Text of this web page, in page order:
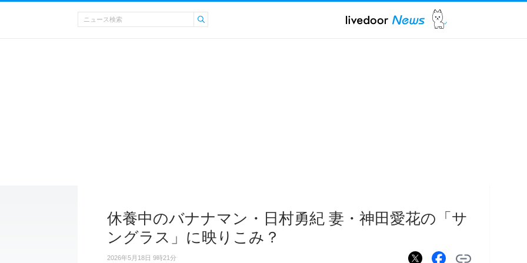
休養中のバナナマン・日村勇紀 妻・神田愛花の「サ
ングラス」に映りこみ？
2026年5月18日 9時21分